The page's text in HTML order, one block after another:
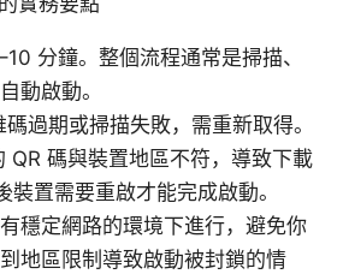
分鐘。整個流程通常是掃描、
動啟動。
過期或掃描失敗，需重新取得。
QR 碼與裝置地區不符，導致下載
裝置需要重啟才能完成啟動。
穩定網路的環境下進行，避免你
地區限制導致啟動被封鎖的情